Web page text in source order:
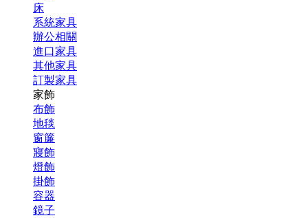
床
系統家具
辦公相關
進口家具
其他家具
訂製家具
家飾
布飾
地毯
窗簾
寢飾
燈飾
掛飾
容器
鏡子